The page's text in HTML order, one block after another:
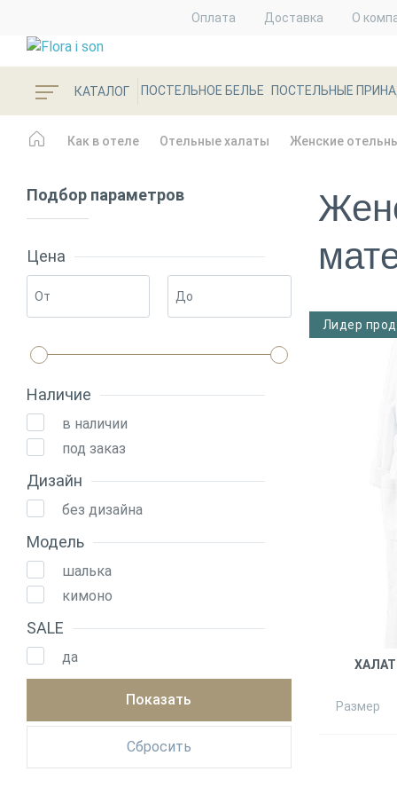
Оплата Доставка О
КАТАЛОГ ПОСТЕЛЬНОЕ БЕЛЬЕ ПОСТЕЛЬНЫЕ
Как в отеле Отельные халаты Женские
Подбор параметров
Цена
Наличие
в наличии
под заказ
Дизайн
без дизайна
Модель
шалька
кимоно
SALE
да
Лидер
Размер